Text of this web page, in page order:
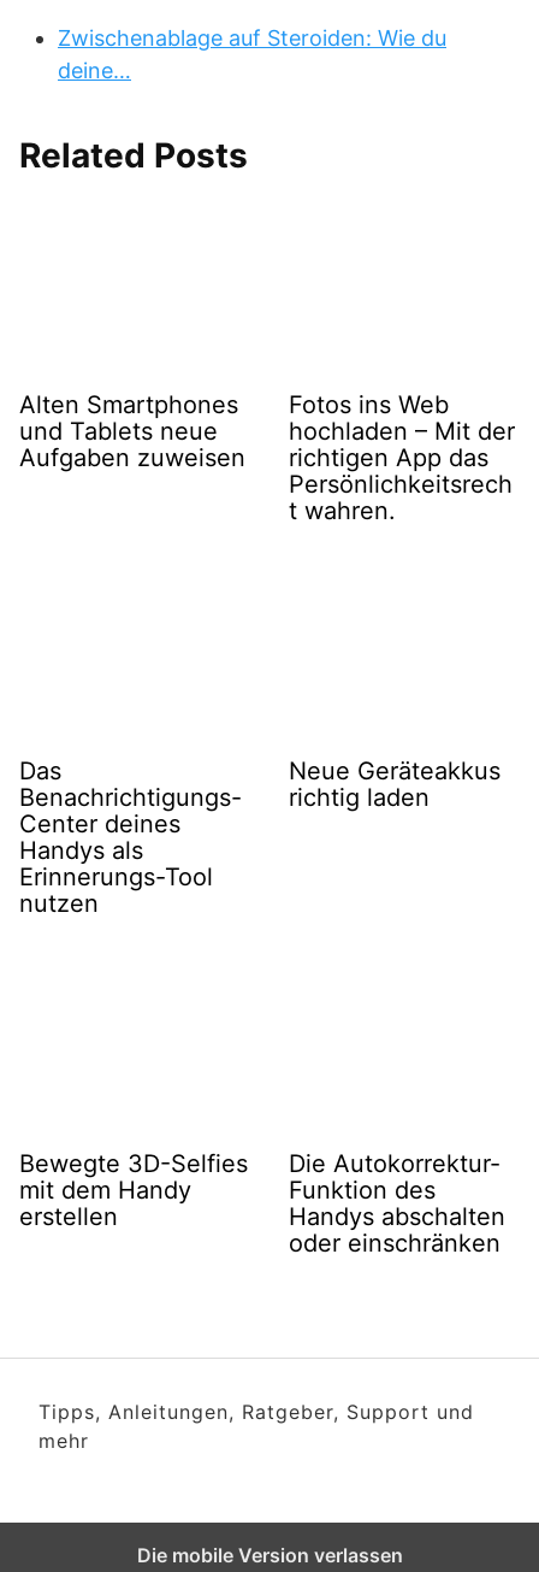
Zwischenablage auf Steroiden: Wie du
deine…
Related Posts
Alten Smartphones
und Tablets neue
Aufgaben zuweisen
Fotos ins Web
hochladen – Mit der
richtigen App das
Persönlichkeitsrech
t wahren.
Das
Benachrichtigungs-
Center deines
Handys als
Erinnerungs-Tool
nutzen
Neue Geräteakkus
richtig laden
Bewegte 3D-Selfies
mit dem Handy
erstellen
Die Autokorrektur-
Funktion des
Handys abschalten
oder einschränken
Tipps, Anleitungen, Ratgeber, Support und
mehr
Die mobile Version verlassen